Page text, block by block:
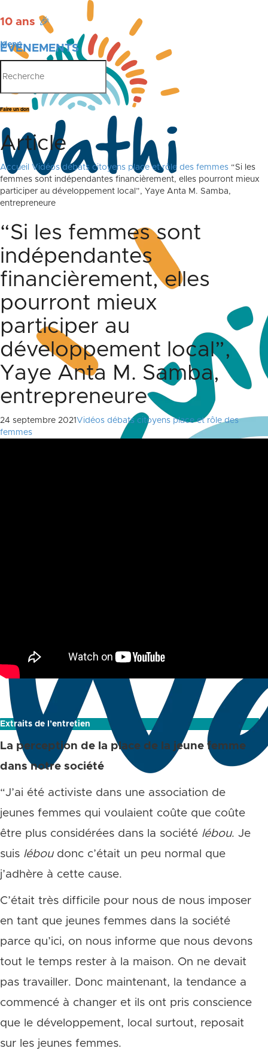
10 ans 🎉
ÉVÉNEMENTS
PUBLICATIONS
Menu
Faire un don
Article
Accueil Vidéos débats citoyens place et rôle des femmes “Si les
femmes sont indépendantes financièrement, elles pourront mieux
participer au développement local”, Yaye Anta M. Samba,
entrepreneure
“Si les femmes sont
indépendantes
financièrement, elles
pourront mieux
participer au
développement local”,
Yaye Anta M. Samba,
entrepreneure
24 septembre 2021 Vidéos débats citoyens place et rôle des
femmes
Extraits de l’entretien
La perception de la place de la jeune femme
dans notre société
“J’ai été activiste dans une association de
jeunes femmes qui voulaient coûte que coûte
être plus considérées dans la société lébou. Je
suis léboudonc c’était un peu normal que
j’adhère à cette cause.
C’était très difficile pour nous de nous imposer
en tant que jeunes femmes dans la société
parce qu’ici, on nous informe que nous devons
tout le temps rester à la maison. On ne devait
pas travailler. Donc maintenant, la tendance a
commencé à changer et ils ont pris conscience
que le développement, local surtout, reposait
sur les jeunes femmes.